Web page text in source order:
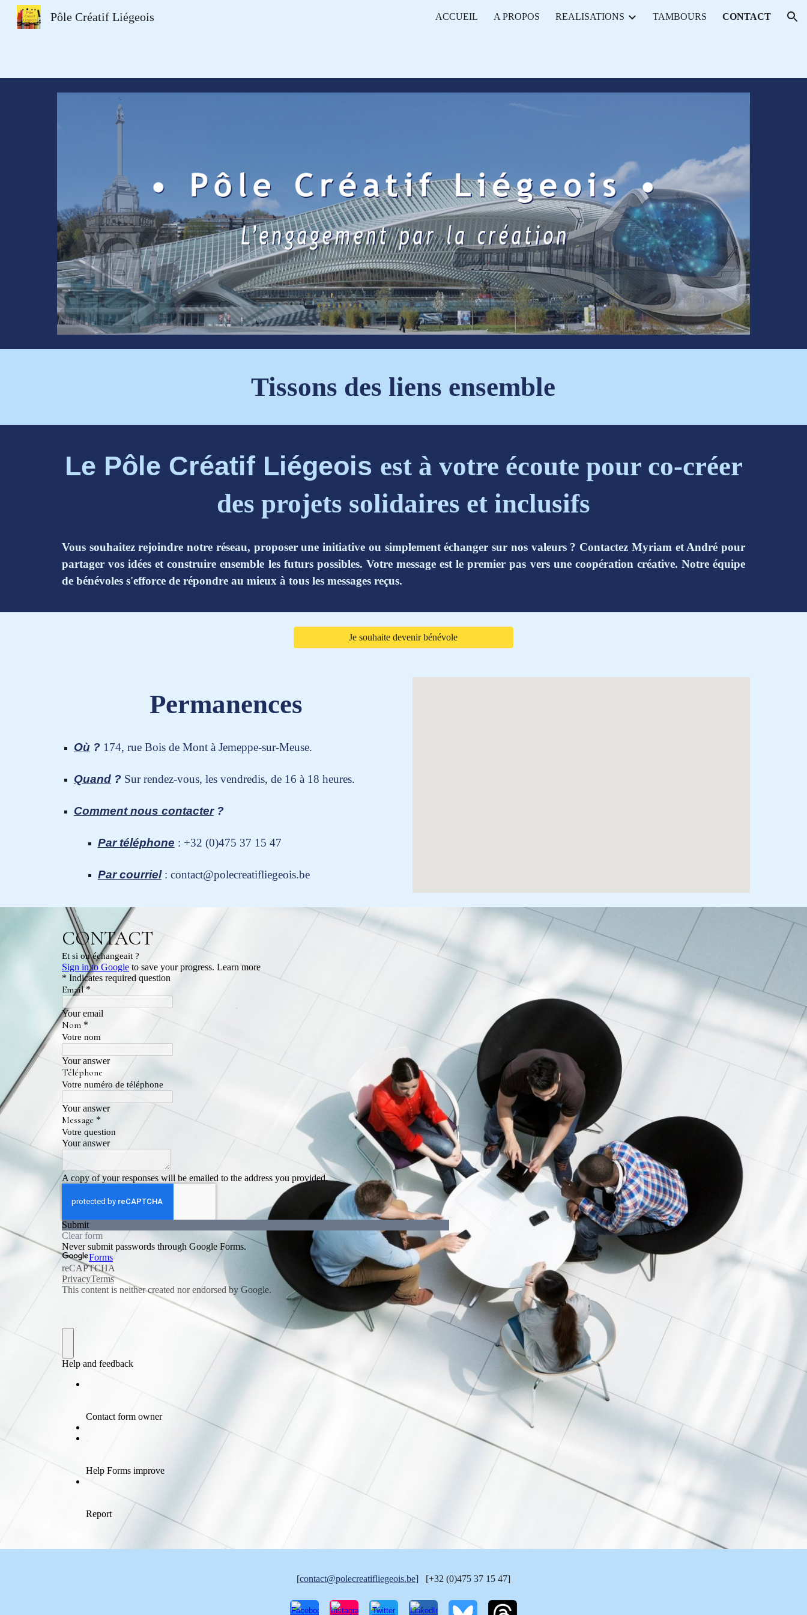
Skip to navigation
Pôle Créatif Liégeois ACCUEIL A PROPOS REALISATIONS TAMBOURS CONTACT
Tissons des liens ensemble
Le Pôle Créatif Liégeois est à votre écoute pour co-créer
des projets solidaires et inclusifs
Vous souhaitez rejoindre notre réseau, proposer une initiative ou simplement échanger sur nos valeurs ? Contactez Myriam et André pour
partager vos idées et construire ensemble les futurs possibles. Votre message est le premier pas vers une coopération créative. Notre équipe
de bénévoles s'efforce de répondre au mieux à tous les messages reçus.
Je souhaite devenir bénévole
Permanences
Où?174, rue Bois de Mont à Jemeppe-sur-Meuse.
Quand?Sur rendez-vous, lesvendredis, de 16 à 18 heures.
Comment nous contacter?
Par téléphone : +32 (0)475 37 15 47
Par courriel: contact@polecreatifliegeois.be
[contact@polecreatifliegeois.be] [+32 (0)475 37 15 47]